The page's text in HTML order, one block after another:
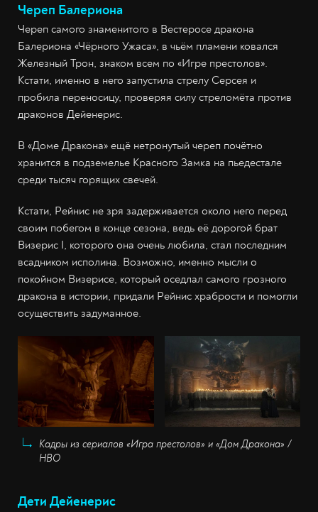
Череп Балериона
Череп самого знаменитого в Вестеросе дракона
Балериона «Чёрного Ужаса», в чьём пламени ковался
Железный Трон, знаком всем по «Игре престолов».
Кстати, именно в него запустила стрелу Серсея и
пробила переносицу, проверяя силу стреломёта против
драконов Дейенерис.
В «Доме Дракона» ещё нетронутый череп почётно
хранится в подземелье Красного Замка на пьедестале
среди тысяч горящих свечей.
Кстати, Рейнис не зря задерживается около него перед
своим побегом в конце сезона, ведь её дорогой брат
Визерис I, которого она очень любила, стал последним
всадником исполина. Возможно, именно мысли о
покойном Визерисе, который оседлал самого грозного
дракона в истории, придали Рейнис храбрости и помогли
осуществить задуманное.
Кадры из сериалов «Игра престолов» и «Дом Дракона» /
HBO
Дети Дейенерис